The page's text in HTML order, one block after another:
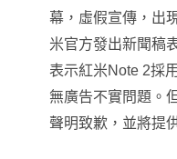
幕，虛假宣傳 ， 出
米官方發出新聞稿
表示紅米Note 2採
無廣告不實問題。
聲明致歉，並將提